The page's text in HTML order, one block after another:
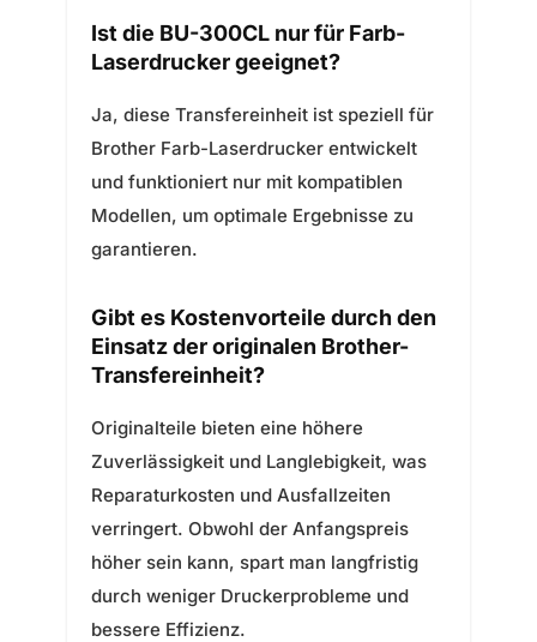
Ist die BU-300CL nur für Farb-
Laserdrucker geeignet?
Ja, diese Transfereinheit ist speziell für
Brother Farb-Laserdrucker entwickelt
und funktioniert nur mit kompatiblen
Modellen, um optimale Ergebnisse zu
garantieren.
Gibt es Kostenvorteile durch den
Einsatz der originalen Brother-
Transfereinheit?
Originalteile bieten eine höhere
Zuverlässigkeit und Langlebigkeit, was
Reparaturkosten und Ausfallzeiten
verringert. Obwohl der Anfangspreis
höher sein kann, spart man langfristig
durch weniger Druckerprobleme und
bessere Effizienz.